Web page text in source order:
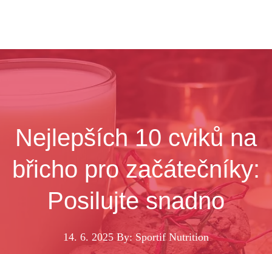
Nejlepších 10 cviků na
břicho pro začátečníky:
Posilujte snadno
14. 6. 2025 By: Sportif Nutrition